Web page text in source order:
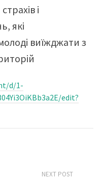
і
які
виїжджати з
d/1-
edit?
NEXT POST